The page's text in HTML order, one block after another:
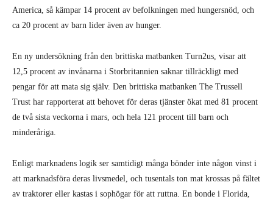
America, så kämpar 14 procent av befolkningen med hungersnöd, och
ca 20 procent av barn lider även av hunger.
En ny undersökning från den brittiska matbanken Turn2us, visar att
12,5 procent av invånarna i Storbritannien saknar tillräckligt med
pengar för att mata sig själv. Den brittiska matbanken The Trussell
Trust har rapporterat att behovet för deras tjänster ökat med 81 procent
de två sista veckorna i mars, och hela 121 procent till barn och
minderåriga.
Enligt marknadens logik ser samtidigt många bönder inte någon vinst i
att marknadsföra deras livsmedel, och tusentals ton mat krossas på fältet
av traktorer eller kastas i sophögar för att ruttna. En bonde i Florida,